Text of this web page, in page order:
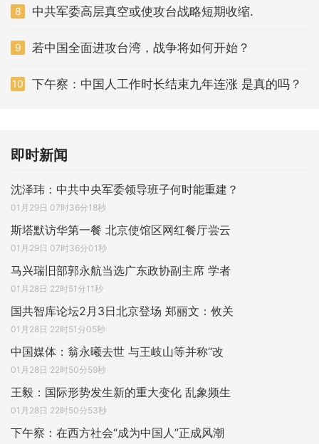
8 中共军委高层真空或使攻台战略短期收缩.
9 若中国全面进攻台湾，战争将如何开始？
10 下午察：中国人工作时长结束九年连涨 是真的吗？
即时新闻
沈泽玮：中共中央军委领导班子何时能重建？
01月29日 07时36分18秒
斯塔默访华第一餐 北京使馆区网红餐厅尝云
01月29日 07时36分01秒
马兴瑞旧部郭永航当选广东政协副主席 学者
01月28日 22时51分11秒
国共智库论坛2月3日北京登场 郑丽文：攸关
01月28日 22时51分05秒
中国媒体：翁永曦去世 与王岐山等并称“改
01月28日 22时50分59秒
王毅：国际形势发生新的重大变化 乱象频生
01月28日 22时50分53秒
下午察：在西方社会“成为中国人”正成风潮